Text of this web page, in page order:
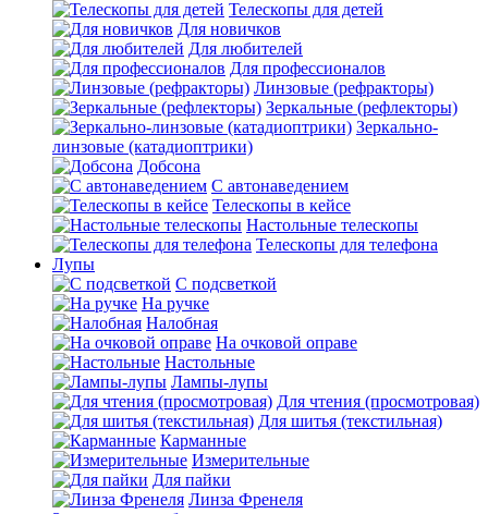
Телескопы для детей
Для новичков
Для любителей
Для профессионалов
Линзовые (рефракторы)
Зеркальные (рефлекторы)
Зеркально-
линзовые (катадиоптрики)
Добсона
С автонаведением
Телескопы в кейсе
Настольные телескопы
Телескопы для телефона
Лупы
С подсветкой
На ручке
Налобная
На очковой оправе
Настольные
Лампы-лупы
Для чтения (просмотровая)
Для шитья (текстильная)
Карманные
Измерительные
Для пайки
Линза Френеля